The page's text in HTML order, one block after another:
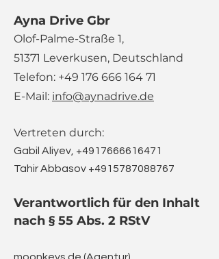
Ayna Drive Gbr
Olof-Palme-Straße 1,
51371 Leverkusen, Deutschland
Telefon: +49 176 666 164 71
E-Mail: info@aynadrive.de
Vertreten durch:
Gabil Aliyev, +4917666616471
Tahir Abbasov +4915787088767
Verantwortlich für den Inhalt
nach § 55 Abs. 2 RStV